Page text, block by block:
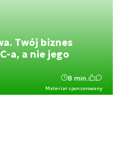
Twój biznes
a, a nie jego
Materiał sponsorowany
8 min.